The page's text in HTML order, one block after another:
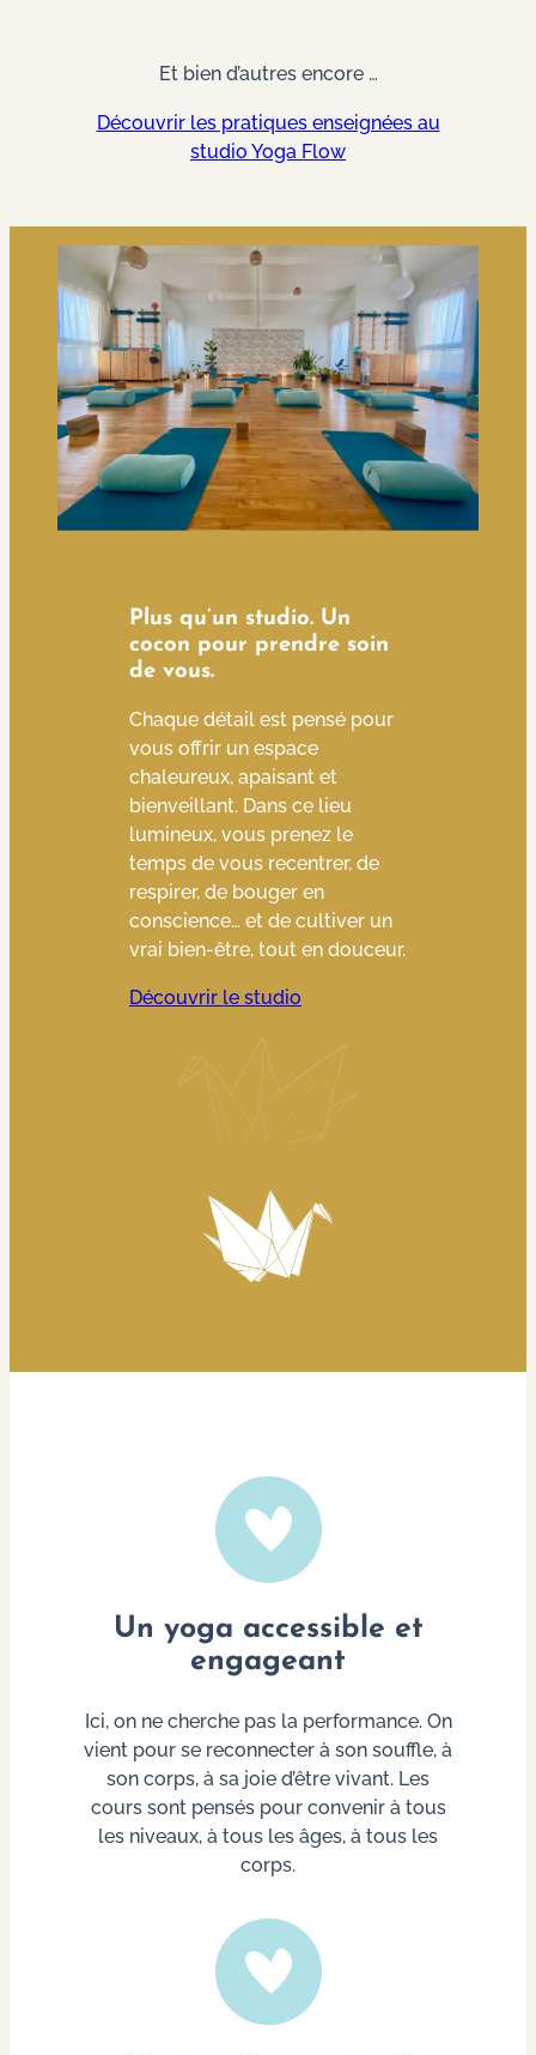
Et bien d’autres encore …
Découvrir les pratiques enseignées au
studio Yoga Flow
Plus qu’un studio. Un
cocon pour prendre soin
de vous.
Chaque détail est pensé pour
vous offrir un espace
chaleureux, apaisant et
bienveillant. Dans ce lieu
lumineux, vous prenez le
temps de vous recentrer, de
respirer, de bouger en
conscience… et de cultiver un
vrai bien-être, tout en douceur.
Découvrir le studio
Un yoga accessible et
engageant
Ici, on ne cherche pas la performance. On
vient pour se reconnecter à son souffle, à
son corps, à sa joie d’être vivant. Les
cours sont pensés pour convenir à tous
les niveaux, à tous les âges, à tous les
corps.